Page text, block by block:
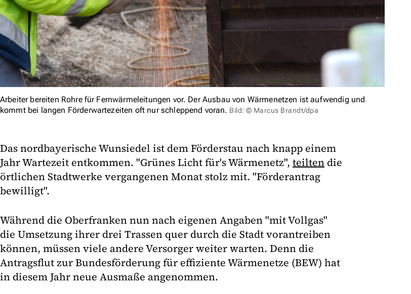
Arbeiter bereiten Rohre für Fernwärmeleitungen vor. Der Ausbau von Wärmenetzen ist aufwendig und
kommt bei langen Förderwartezeiten oft nur schleppend voran. Bild: © Marcus Brandt/dpa
Das nordbayerische Wunsiedel ist dem Förderstau nach knapp einem
Jahr Wartezeit entkommen. "Grünes Licht für's Wärmenetz", teilten die
örtlichen Stadtwerke vergangenen Monat stolz mit. "Förderantrag
bewilligt".
Während die Oberfranken nun nach eigenen Angaben "mit Vollgas"
die Umsetzung ihrer drei Trassen quer durch die Stadt vorantreiben
können, müssen viele andere Versorger weiter warten. Denn die
Antragsflut zur Bundesförderung für effiziente Wärmenetze (BEW) hat
in diesem Jahr neue Ausmaße angenommen.